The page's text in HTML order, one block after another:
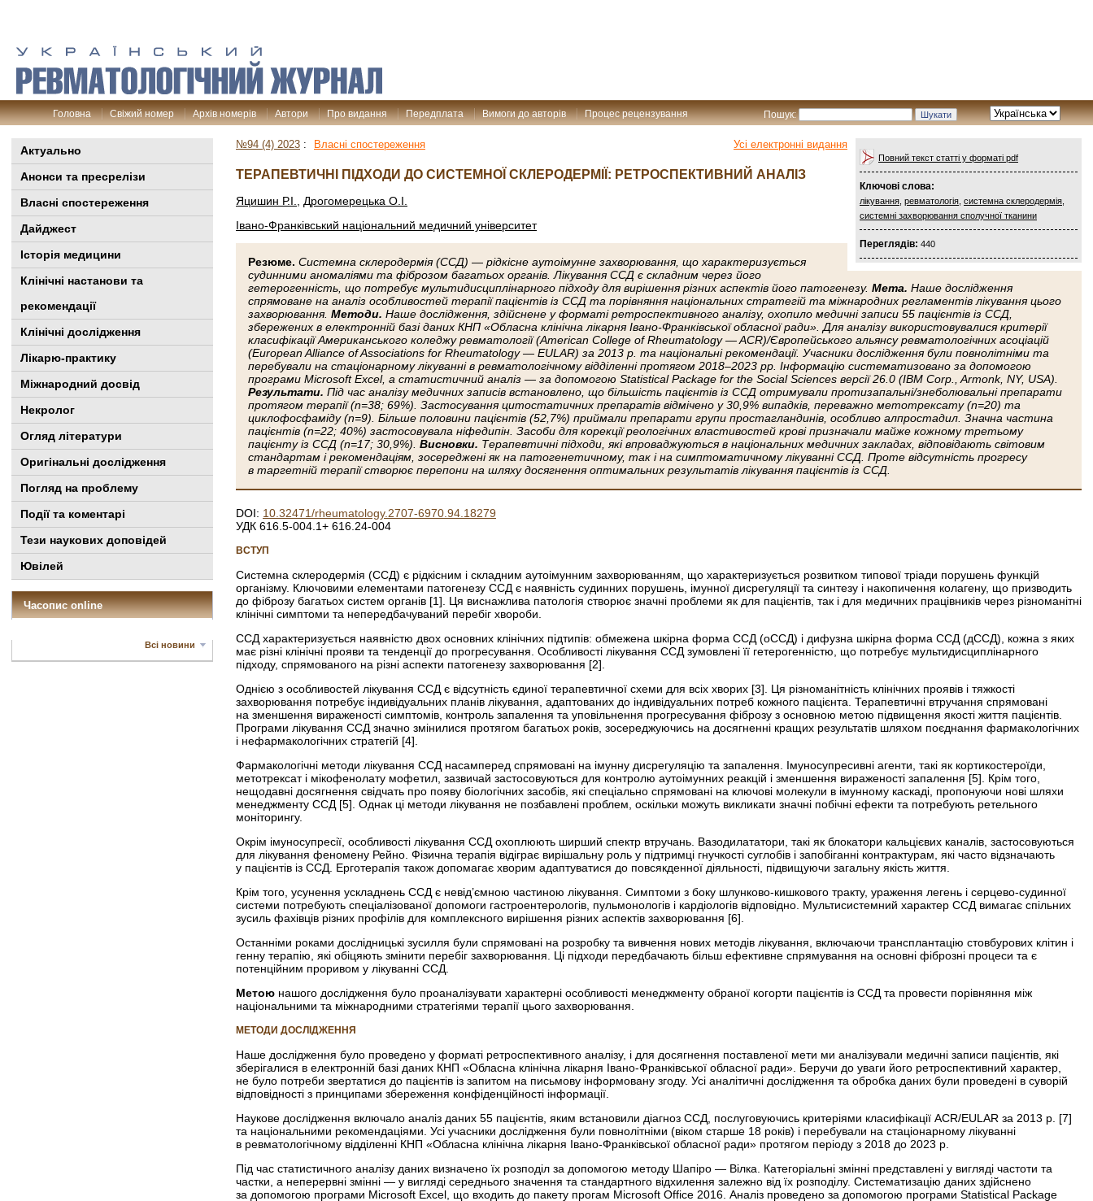
Пошук:
Головна Свіжий номер Архів номерів Автори Про видання Передплата Вимоги до авторів Процес рецензування
Актуально
Анонси та пресрелізи
Власні спостереження
Дайджест
Історія медицини
Клінiчні настанови та
рекомендації
Клінічні дослідження
Лікарю-практику
Міжнародний досвід
Некролог
Огляд літератури
Оригінальні дослідження
Погляд на проблему
Події та коментарі
Тези наукових доповідей
Ювілей
Часопис online
Всі новини
Повний текст статті у форматі pdf
Ключові слова:
лікування ревматологія системна склеродермія
системні захворювання сполучної тканини
Переглядів: 440
Усі електронні видання
№94 (4) 2023 : Власні спостереження
ТЕРАПЕВТИЧНІ ПІДХОДИ ДО СИСТЕМНОЇ СКЛЕРОДЕРМІЇ: РЕТРОСПЕКТИВНИЙ АНАЛІЗ
Яцишин Р.І.
Дрогомерецька О.І.
Івано-Франківський національний медичний університет
Резюме. Системна склеродермія (CCД) — рідкісне аутоімунне захворювання, що характеризується
судинними аномаліями та фіброзом багатьох органів. Лікування ССД є складним через його
гетерогенність, що потребує мультидисциплінарного підходу для вирішення різних аспектів його патогенезу. Мета. Наше дослідження
спрямоване на аналіз особливостей терапії пацієнтів із ССД та порівняння національних стратегій та міжнародних регламентів лікування цього
захворювання. Методи. Наше дослідження, здійснене у форматі ретроспективного аналізу, охопило медичні записи 55 пацієнтів із ССД,
збережених в електронній базі даних КНП «Обласна клінічна лікарня Івано-Франківської обласної ради». Для аналізу використовувалися критерії
класифікації Американського коледжу ревматології (American College of Rheumatology — ACR)/Європейського альянсу ревматологічних асоціацій
(European Alliance of Associations for Rheumatology — EULAR) за 2013 р. та національні рекомендації. Учасники дослідження були повнолітніми та
перебували на стаціонарному лікуванні в ревматологічному відділенні протягом 2018–2023 рр. Інформацію систематизовано за допомогою
програми Microsoft Excel, а статистичний аналіз — за допомогою Statistical Package for the Social Sciences версії 26.0 (IBM Corp., Armonk, NY, USA).
Результати. Під час аналізу медичних записів встановлено, що більшість пацієнтів із ССД отримували протизапальні/знеболювальні препарати
протягом терапії (n=38; 69%). Застосування цитостатичних препаратів відмічено у 30,9% випадків, переважно метотрексату (n=20) та
циклофосфаміду (n=9). Більше половини пацієнтів (52,7%) приймали препарати групи простагландинів, особ­ливо алпростадил. Значна частина
пацієнтів (n=22; 40%) застосовувала ніфедипін. Засоби для корекції реологічних властивостей крові призначали майже кожному третьому
пацієнту із CCД (n=17; 30,9%). Висновки. Терапевтичні підходи, які впроваджуються в національних медичних закладах, відповідають світовим
стандартам і рекомендаціям, зосереджені як на патогенетичному, так і на симптоматичному лікуванні ССД. Проте відсутність прогресу
в таргетній терапії створює перепони на шляху досягнення оптимальних результатів лікування пацієнтів із ССД.
DOI: 10.32471/rheumatology.2707-6970.94.18279
УДК 616.5-004.1+ 616.24-004
ВСТУП
Системна склеродермія (ССД) є рідкісним і складним аутоімунним захворюванням, що характеризується розвитком типової тріади порушень функцій
організму. Ключовими елементами патогенезу ССД є наявність судинних порушень, імунної дисрегуляції та синтезу і накопичення колагену, що призводить
до фіброзу багатьох систем органів [1]. Ця виснажлива патологія створює значні проблеми як для пацієнтів, так і для медичних працівників через різноманітні
клінічні симптоми та непередбачуваний перебіг хвороби.
ССД характеризується наявністю двох основ­них клінічних підтипів: обмежена шкірна форма ССД (оССД) і дифузна шкірна форма ССД (дССД), кожна з яких
має різні клінічні прояви та тенденції до прогресування. Особливості лікування ССД зумовлені її гетерогенністю, що потребує мультидисциплінарного
підходу, спрямованого на різні аспекти пато­генезу захворювання [2].
Однією з особливостей лікування ССД є відсутність єдиної терапевтичної схеми для всіх хворих [3]. Ця різноманітність клінічних проявів і тяжкості
захворювання потребує індивідуальних планів лікування, адаптованих до індивідуальних потреб кожного пацієнта. Терапевтичні втручання спрямовані
на зменшення вираженості симптомів, конт­роль запалення та уповільнення прогресування фіброзу з основною метою підвищення якості життя пацієнтів.
Програми лікування ССД значно змінилися протягом багатьох років, зосереджуючись на досягненні кращих результатів шляхом поєднання фармакологічних
і нефармакологічних стратегій [4].
Фармакологічні методи лікування ССД насамперед спрямовані на імунну дисрегуляцію та запалення. Імуносупресивні агенти, такі як кортико­стероїди,
метотрексат і мікофенолату мофетил, зазвичай застосовуються для контролю аутоімунних реакцій і зменшення вираженості запалення [5]. Крім того,
нещодавні досягнення свідчать про появу біо­логічних засобів, які спеціально спрямовані на ключові молекули в імунному каскаді, пропонуючи нові шляхи
менеджменту ССД [5]. Однак ці методи лікування не позбавлені проблем, оскільки можуть викликати значні побічні ефекти та потребують ретельного
моніторингу.
Окрім імуносупресії, особливості лікування ССД охоплюють ширший спектр втручань. Вазодилататори, такі як блокатори кальцієвих каналів, застосовуються
для лікування феномену Рейно. Фізична терапія відіграє вирішальну роль у підтримці гнучкості суглобів і запобіганні контрактурам, які часто відзначають
у пацієнтів із ССД. Ерготерапія також допомагає хворим адаптуватися до повсякденної діяльності, підвищуючи загальну якість життя.
Крім того, усунення ускладнень ССД є невід’єм­ною частиною лікування. Симптоми з боку шлунково-кишкового тракту, ураження легень і серцево-судинної
системи потребують спеціалізованої допомоги гастроентерологів, пульмонологів і кардіологів відповідно. Мультисистемний характер CCД вимагає спільних
зусиль фахівців різних профілів для комплексного вирішення різних аспектів захворювання [6].
Останніми роками дослідницькі зусилля були спрямовані на розробку та вивчення нових методів лікування, включаючи трансплантацію стовбурових клітин і
генну терапію, які обіцяють змінити перебіг захворювання. Ці підходи передбачають більш ефективне спрямування на основні фіброзні процеси та є
потенційним проривом у лікуванні ССД.
Метою нашого дослідження було проаналізувати характерні особливості менеджменту обраної когорти пацієнтів із ССД та провести порівняння між
національними та міжнародними стратегіями терапії цього захворювання.
МЕТОДИ ДОСЛІДЖЕННЯ
Наше дослідження було проведено у форматі ретро­спективного аналізу, і для досягнення поставленої мети ми аналізували медичні записи пацієнтів, які
зберігалися в електронній базі даних КНП «Обласна клінічна лікарня Івано-Франківської обласної ради». Беручи до уваги його ретроспективний характер,
не було потреби звертатися до пацієнтів із запитом на письмову інформовану згоду. Усі аналітичні дослідження та обробка даних були проведені в суворій
відповідності з принципами збереження конфіденційності інформації.
Наукове дослідження включало аналіз даних 55 пацієнтів, яким встановили діагноз ССД, послуговуючись критеріями класифікації ACR/EULAR за 2013 р. [7]
та національними рекомендаціями. Усі учасники дослідження були повнолітніми (віком старше 18 років) і перебували на стаціонарному лікуванні
в ревматологічному відділенні КНП «Обласна клінічна лікарня Івано-Франківської обласної ради» протягом періоду з 2018 до 2023 р.
Під час статистичного аналізу даних визначено їх розподіл за допомогою методу Шапіро — Вілка. Категоріальні змінні представлені у вигляді частоти та
частки, а неперервні змінні — у вигляді середнього значення та стандартного відхилення залежно від їх розподілу. Систематизацію даних здійснено
за допомогою програми Microsoft Excel, що входить до пакету прогам Microsoft Office 2016. Аналіз проведено за допомогою програми Statistical Package